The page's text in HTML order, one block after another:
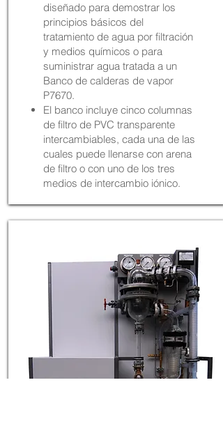
diseñado para demostrar los
principios básicos del
tratamiento de agua por filtración
y medios químicos o para
suministrar agua tratada a un
Banco de calderas de vapor
P7670.
El banco incluye cinco columnas
de filtro de PVC transparente
intercambiables, cada una de las
cuales puede llenarse con arena
de filtro o con uno de los tres
medios de intercambio iónico.